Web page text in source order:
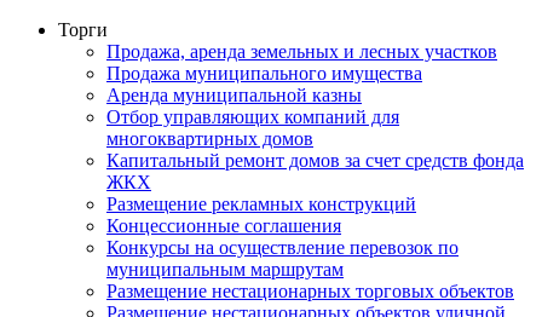
Торги
Продажа, аренда земельных и лесных участков
Продажа муниципального имущества
Аренда муниципальной казны
Отбор управляющих компаний для
многоквартирных домов
Капитальный ремонт домов за счет средств фонда
ЖКХ
Размещение рекламных конструкций
Концессионные соглашения
Конкурсы на осуществление перевозок по
муниципальным маршрутам
Размещение нестационарных торговых объектов
Размещение нестационарных объектов уличной